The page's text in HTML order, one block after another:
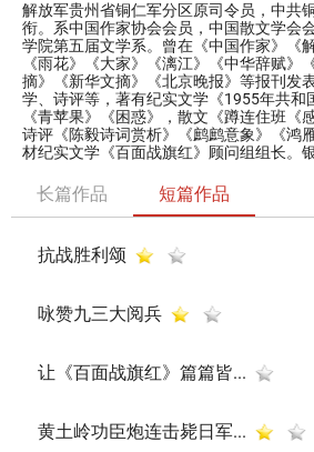
解放军贵州省铜仁军分区原司令员，中共
衔。系中国作家协会会员，中国散文学会
学院第五届文学系。曾在《中国作家》《
《雨花》《大家》《漓江》《中华辞赋》
摘》《新华文摘》《北京晚报》等报刊发
学、诗评等，著有纪实文学《1955年共和
《青苹果》《困惑》，散文《蹲连住班《
诗评《陈毅诗词赏析》《鹧鹧意象》《鸿
材纪实文学《百面战旗红》顾问组组长。
长篇作品 短篇作品
抗战胜利颂
咏赞九三大阅兵
让《百面战旗红》篇篇皆...
黄土岭功臣炮连击毙日军...